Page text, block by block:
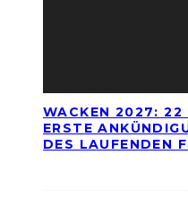
WACKEN 2027: 22
ERSTE
DES LAUFENDEN